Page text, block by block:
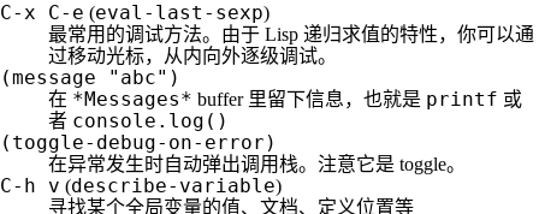
C-x C-e (eval-last-sexp)
最常用的调试方法。由于 Lisp 递归求值的特性，你可以通
过移动光标，从内向外逐级调试。
(message "abc")
在 *Messages* buffer 里留下信息，也就是 printf 或
者 console.log()
(toggle-debug-on-error)
在异常发生时自动弹出调用栈。注意它是 toggle。
C-h v (describe-variable)
寻找某个全局变量的值、文档、定义位置等